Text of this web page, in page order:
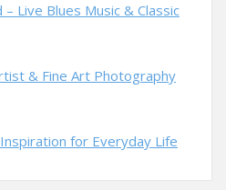
Live Blues Music & Classic
& Fine Art Photography
for Everyday Life